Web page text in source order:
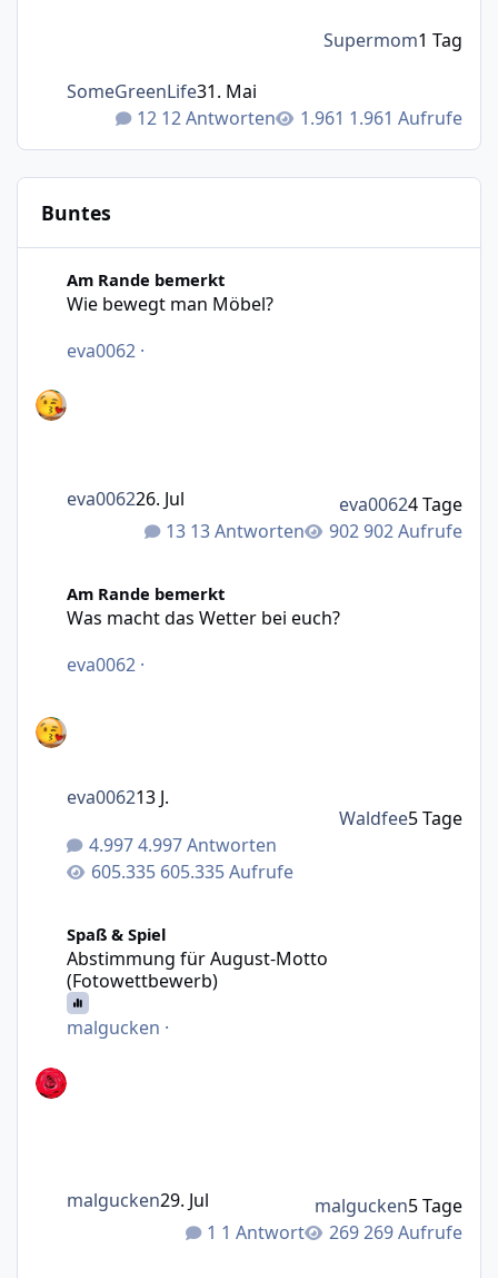
12 Antworten 1.961 Aufrufe
SomeGreenLife31. Mai
Supermom1 Tag
Buntes
Am Rande bemerkt
Wie bewegt man Möbel?
eva0062 ·
13 Antworten 902 Aufrufe
eva006226. Jul eva00624 Tage
Am Rande bemerkt
Was macht das Wetter bei euch?
eva0062 ·
4.997 Antworten
605.335 Aufrufe
eva006213 J.
Waldfee5 Tage
Spaß & Spiel
Abstimmung für August-Motto
(Fotowettbewerb)
malgucken ·
1 Antwort 269 Aufrufe
malgucken29. Jul malgucken5 Tage